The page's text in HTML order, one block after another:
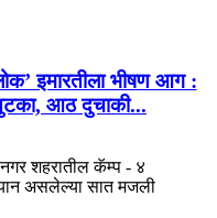
इमारतीला भीषण आग :
आठ दुचाकी...
शहरातील कॅम्प - ४
असलेल्या सात मजली